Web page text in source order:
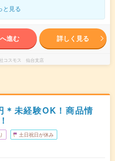
と見る
進む 詳しく見る
コスモス 仙台支店
＊未経験OK！商品情
土日祝日が休み